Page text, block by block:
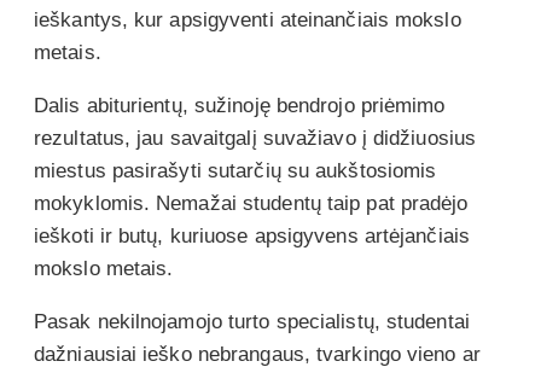
ieškantys, kur apsigyventi ateinančiais mokslo
metais.
Dalis abiturientų, sužinoję bendrojo priėmimo
rezultatus, jau savaitgalį suvažiavo į didžiuosius
miestus pasirašyti sutarčių su aukštosiomis
mokyklomis. Nemažai studentų taip pat pradėjo
ieškoti ir butų, kuriuose apsigyvens artėjančiais
mokslo metais.
Pasak nekilnojamojo turto specialistų, studentai
dažniausiai ieško nebrangaus, tvarkingo vieno ar